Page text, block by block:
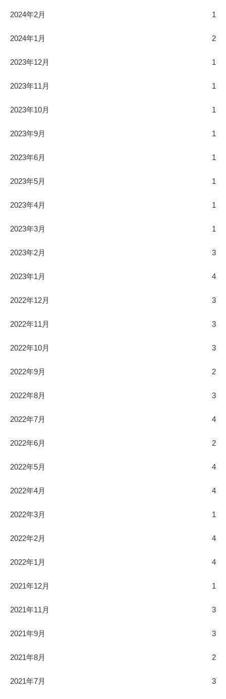
2024年2月 1
2024年1月 2
2023年12月 1
2023年11月 1
2023年10月 1
2023年9月 1
2023年6月 1
2023年5月 1
2023年4月 1
2023年3月 1
2023年2月 3
2023年1月 4
2022年12月 3
2022年11月 3
2022年10月 3
2022年9月 2
2022年8月 3
2022年7月 4
2022年6月 2
2022年5月 4
2022年4月 4
2022年3月 1
2022年2月 4
2022年1月 4
2021年12月 1
2021年11月 3
2021年9月 3
2021年8月 2
2021年7月 3